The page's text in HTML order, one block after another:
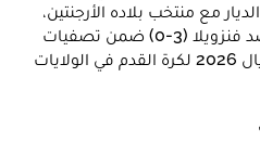
مع منتخب بلاده الأرجنتين،
الخميس في بوينوس آيرس ضد فنزويلا (3-0) ضمن تصفيات
أميركا الجنوبية المؤهلة لمونديال 2026 لكرة القدم في الولايات